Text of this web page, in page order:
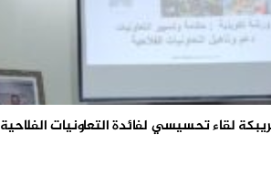
لقاء تحسيسي لفائدة التعاونيات الفلاحية